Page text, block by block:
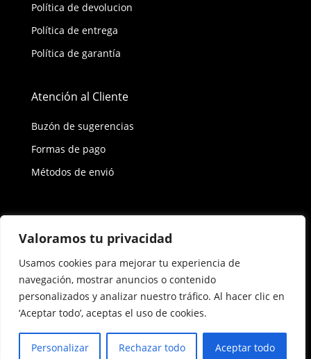
Valoramos tu privacidad
Usamos cookies para mejorar tu experiencia de
navegación, mostrar anuncios o contenido
personalizados y analizar nuestro tráfico. Al hacer clic en
‘Aceptar todo’, aceptas el uso de cookies.
Personalizar Rechazar todo Aceptar todo
Política de devolucion
Política de entrega
Política de garantía
Atención al Cliente
Buzón de sugerencias
Formas de pago
Métodos de envió
Política de privacidad
Copyright © 2026 Reisix. Todos los derechos
reservados.